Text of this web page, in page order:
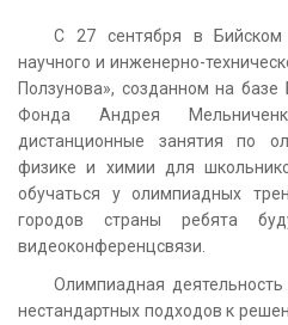
С 27 сентября в Бийском
научного и инженерно-
Ползунова», созданном на
Фонда Андрея
дистанционные занятия по
физике и химии для
обучаться у олимпиадных
городов страны ребята
видеоконференцсвязи.
Олимпиадная
нестандартных подходов к